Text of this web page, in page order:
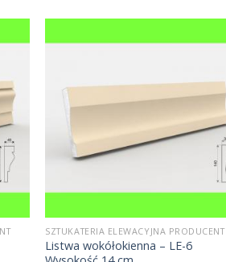
SZTUKATERIA ELEWACYJNA PRODUCENT
Listwa wokółokienna – LE-6